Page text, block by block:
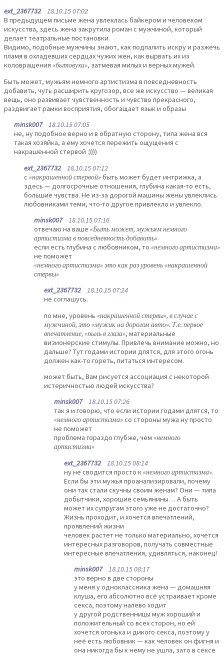
ext_2367732 18.10.15 07:02
В предыдущем письме жена увлеклась байкером и человеком
искусства, здесь жена закрутила роман с мужчиной, который
делает театральные постановки.
Видимо, подобные мужчины знают, как подпалить искру и разжечь
пламя в охладевших сердцах чужих жен, как вырвать их из
коловращения «бытовухи», затмевая милых и верных мужей.
Быть может, мужьям немного артистизма в повседневность
добавить, чуть расширить кругозор, все же искусство — великая
вещь, оно развивает чувственность и чувство прекрасного,
раздвигает рамки восприятия, обогащает язык и образы
minsk00718.10.15 07:05
не, ну подобное верно и в обратную сторону, типа жена вся
такая хозяйка, а ему хочется пережить ощущения с
накрашенной стервой :))))
ext_2367732 18.10.15 07:12
с «накрашенной стервой»быть может будет интрижка, а
здесь — долгосрочные отношения, глубина какая-то есть,
большие чувства. Не из-за дорогой машины жены увлеклись
любовниками теми, что-то другое привлекло и увлекло.
minsk00718.10.15 07:16
отвечаю на ваше «Быть может, мужьям немного
артистизма в повседневность добавить»
если есть глубина с любовником, то «немного артистизма»
не поможет
«немного артистизма» это как раз уровень «накрашенной
стервы»
ext_2367732 18.10.15 07:24
не соглашусь.
по мне, уровень «накрашенной стервы», в случае с
мужчиной, это «мужик на дорогом авто». Т.е. первое
впечатление, «пыль в глаза», материальные
визионерские стимулы. Привлечь внимание можно, но
дальше? Тут годами истории длятся, для этого огонь
должен как-то гореть, питаться интересом.
может быть, Вам рисуется ассоциация с некоторой
истеричностью людей искусства?
minsk00718.10.15 07:26
так я и говорю, что если истории годами длятся, то
«немного артистизма»со стороны мужа ну просто
не поможет
проблема гораздо глубже, чем «немного
артистизма»
ext_2367732 18.10.15 08:14
ну не сводится просто к«немного артистизма».
Если бы эти мужья проанализировали, почему
они так стали скучны своим женам? Они — типа
добытчики, хорошие семьянины… А быть
может их супругам этого уже не достаточно?
Жизнь проходит, и хочется впечатлений,
проявлений жизни
человек растет не только материально, хочется
интересных разговоров, получать совместные
интересные впечатления, удивляться, наконец!
minsk00718.10.15 08:17
это верно в две стороны
у меня у одноклассника жена — домашняя
клуша, его абсолютно всё устраивает кроме
секса, поэтому налево ходит
у другой родственницы муж хороший и
положительный со всех сторон, но ей
хочется огонька и дикого секса, поэтому у
неё есть любовник — как человек он фигня и
она никогда бы к нему не ушла, зато в сексе